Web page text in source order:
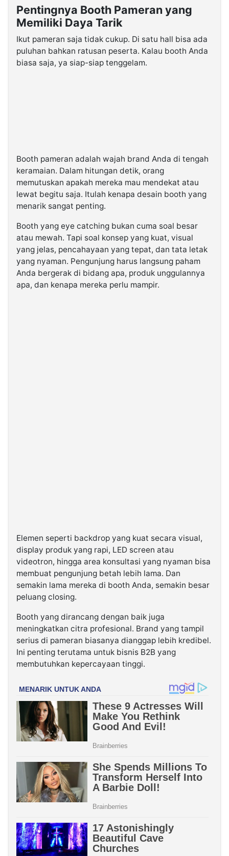
Pentingnya Booth Pameran yang
Memiliki Daya Tarik
Ikut pameran saja tidak cukup. Di satu hall bisa ada
puluhan bahkan ratusan peserta. Kalau booth Anda
biasa saja, ya siap-siap tenggelam.
Booth pameran adalah wajah brand Anda di tengah
keramaian. Dalam hitungan detik, orang
memutuskan apakah mereka mau mendekat atau
lewat begitu saja. Itulah kenapa desain booth yang
menarik sangat penting.
Booth yang eye catching bukan cuma soal besar
atau mewah. Tapi soal konsep yang kuat, visual
yang jelas, pencahayaan yang tepat, dan tata letak
yang nyaman. Pengunjung harus langsung paham
Anda bergerak di bidang apa, produk unggulannya
apa, dan kenapa mereka perlu mampir.
Elemen seperti backdrop yang kuat secara visual,
display produk yang rapi, LED screen atau
videotron, hingga area konsultasi yang nyaman bisa
membuat pengunjung betah lebih lama. Dan
semakin lama mereka di booth Anda, semakin besar
peluang closing.
Booth yang dirancang dengan baik juga
meningkatkan citra profesional. Brand yang tampil
serius di pameran biasanya dianggap lebih kredibel.
Ini penting terutama untuk bisnis B2B yang
membutuhkan kepercayaan tinggi.